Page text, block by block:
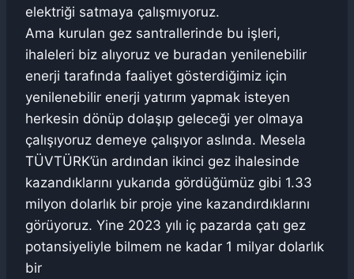
elektriği satmaya çalışmıyoruz.
Ama kurulan gez santrallerinde bu işleri,
ihaleleri biz alıyoruz ve buradan yenilenebilir
enerji tarafında faaliyet gösterdiğimiz için
yenilenebilir enerji yatırım yapmak isteyen
herkesin dönüp dolaşıp geleceği yer olmaya
çalışıyoruz demeye çalışıyor aslında. Mesela
TÜVTÜRK’ün ardından ikinci gez ihalesinde
kazandıklarını yukarıda gördüğümüz gibi 1.33
milyon dolarlık bir proje yine kazandırdıklarını
görüyoruz. Yine 2023 yılı iç pazarda çatı gez
potansiyeliyle bilmem ne kadar 1 milyar dolarlık
bir